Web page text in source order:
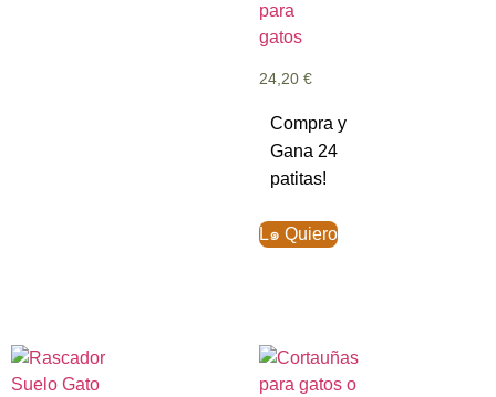
24,20 €
Compra y
Gana 24
patitas!
L๑ Quiero